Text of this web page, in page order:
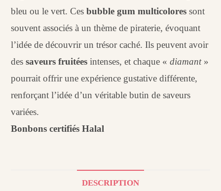
bleu ou le vert. Cesbubble gum multicolores sont
souvent associés à un thème de piraterie, évoquant
l’idée de découvrir un trésor caché. Ils peuvent avoir
dessaveurs fruitées intenses, et chaque «diamant»
pourrait offrir une expérience gustative différente,
renforçant l’idée d’un véritable butin de saveurs
variées.
Bonbons certifiés Halal
DESCRIPTION